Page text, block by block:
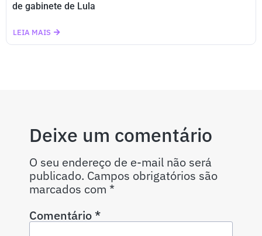
de gabinete de Lula
LEIA MAIS
Deixe um comentário
O seu endereço de e-mail não será
publicado. Campos obrigatórios são
marcados com *
Comentário*